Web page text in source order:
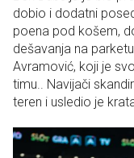
dobio i dodatni
poena pod košem,
dešavanja na
Avramović, koji je
timu.. Navijači
teren i usledio je